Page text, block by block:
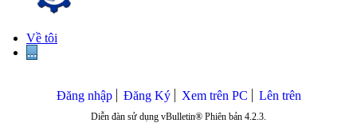
Về tôi
...
Đăng nhập Đăng Ký Xem trên PC Lên trên
Diễn đàn sử dụng vBulletin® Phiên bản 4.2.3.